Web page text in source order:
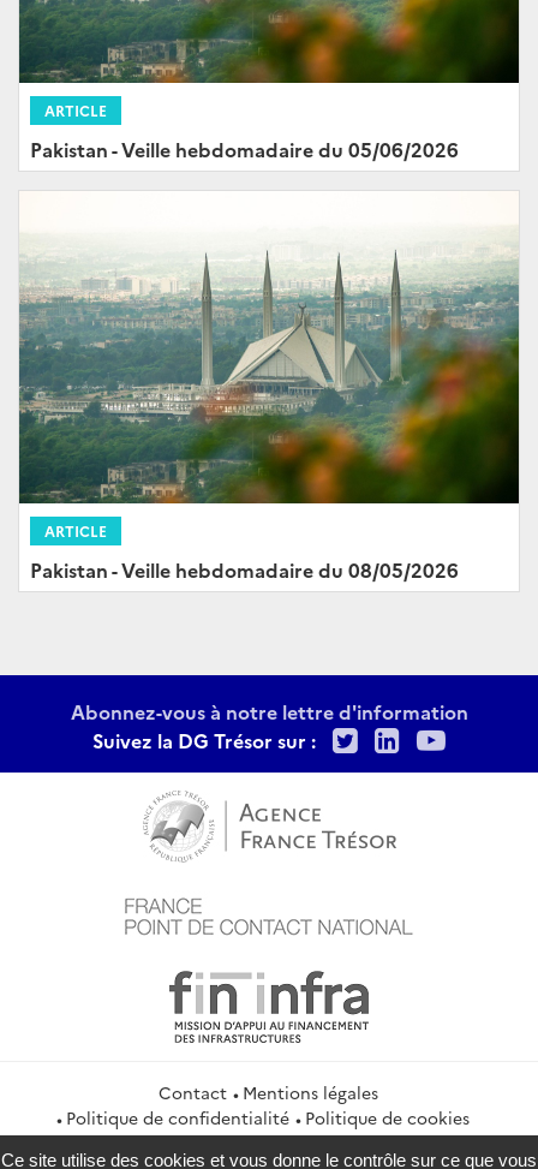
ARTICLE
Pakistan - Veille hebdomadaire du 05/06/2026
ARTICLE
Pakistan - Veille hebdomadaire du 08/05/2026
Abonnez-vous à notre lettre d'information
Suivez la DG Trésor sur :
TwitterLinkedIn
Contact
Mentions légales
Politique de confidentialité
Politique de cookies
Gestion des cookies
Flux RSS
Ce site utilise des cookies et vous donne le contrôle sur ce que vous